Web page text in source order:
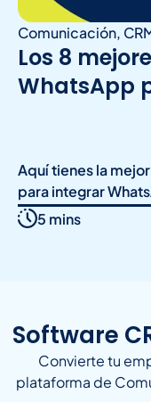
Comunicación,
Los 8
WhatsApp
Aquí tienes la
para integrar
5 mins
Software
Convierte tu
plataforma de